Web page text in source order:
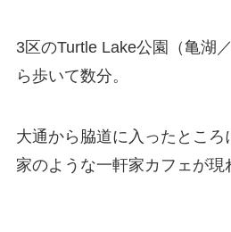
3区のTurtle Lake公園（亀湖
ら歩いて数分。
大通から脇道に入ったとこ
家のような一軒家カフェが現